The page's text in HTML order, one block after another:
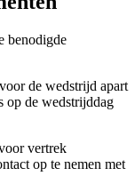
benodigde
de wedstrijd apart
op de wedstrijddag
vertrek
op te nemen met